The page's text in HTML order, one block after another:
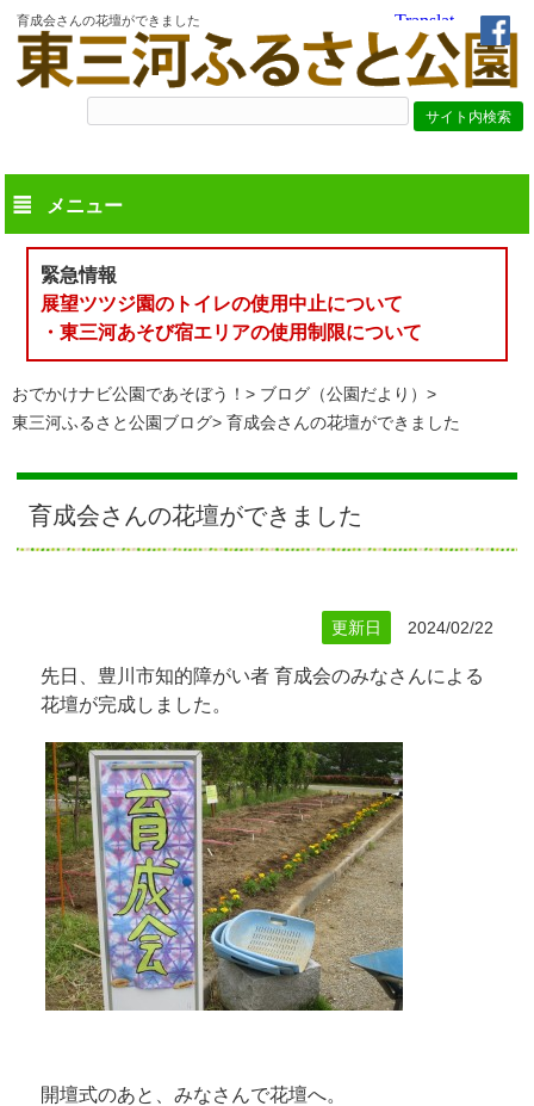
育成会さんの花壇ができました
メニュー
緊急情報
展望ツツジ園のトイレの使用中止について
・東三河あそび宿エリアの使用制限について
おでかけナビ公園であそぼう！
ブログ（公園だより）
東三河ふるさと公園ブログ
育成会さんの花壇ができました
育成会さんの花壇ができました
更新日 2024/02/22
先日、豊川市知的障がい者 育成会のみなさんによる
花壇が完成しました。
開壇式のあと、みなさんで花壇へ。